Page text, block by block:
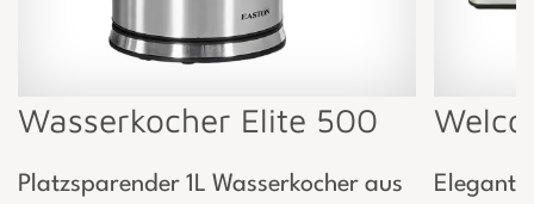
Wasserkocher Elite 500
Platzsparender 1L Wasserkocher aus